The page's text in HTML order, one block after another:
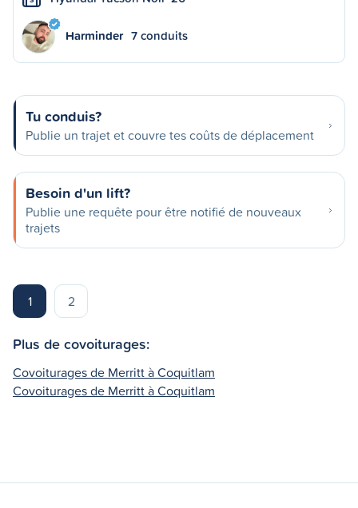
Harminder 7 conduits
Tu conduis?
Publie un trajet et couvre tes coûts de déplacement
Besoin d'un lift?
Publie une requête pour être notifié de nouveaux
trajets
1 2
Plus de covoiturages:
Covoiturages de Merritt à Coquitlam
Covoiturages de Merritt à Coquitlam